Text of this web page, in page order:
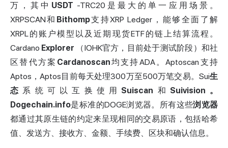
万，其中 USDT -TRC20是最大的单一应用场景。
XRPSCAN和 Bithomp支持XRP Ledger，能够全面了解
XRPL的账户模型以及近期现货ETF的链上结算流程。
Cardano Explorer （IOHK官方，目前处于测试阶段）和社
区替代方案 Cardanoscan均支持ADA。Aptoscan支持
Aptos，Aptos目前每天处理300万至500万笔交易。Sui生
态 系统可以互换使用 Suiscan 和 Suivision。
Dogechain.info是标准的DOGE浏览器。所有这些浏览器
都通过其原生链的约定来呈现相同的交易原语，包括哈希
值、发送方、接收方、金额、手续费、区块和确认信息。